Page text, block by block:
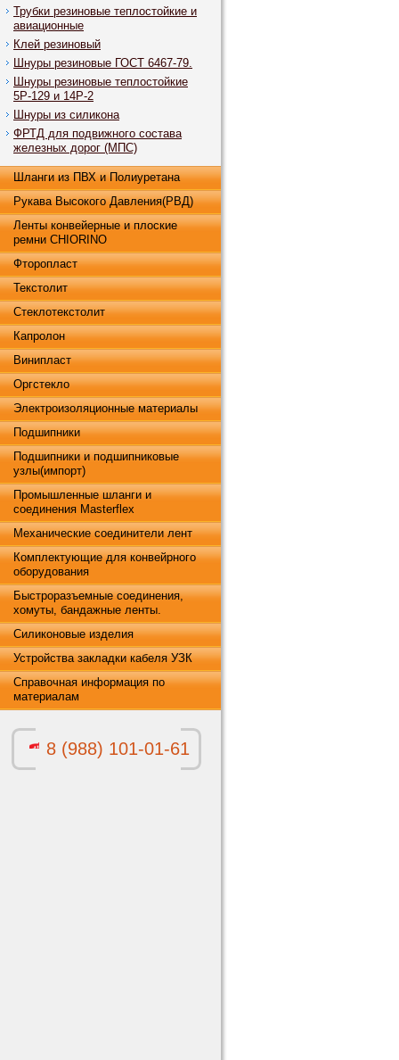
Трубки резиновые теплостойкие и
авиационные
Клей резиновый
Шнуры резиновые ГОСТ 6467-79.
Шнуры резиновые теплостойкие
5Р-129 и 14Р-2
Шнуры из силикона
ФРТД для подвижного состава
железных дорог (МПС)
Шланги из ПВХ и Полиуретана
Рукава Высокого Давления(РВД)
Ленты конвейерные и плоские
ремни CHIORINO
Фторопласт
Текстолит
Стеклотекстолит
Капролон
Винипласт
Оргстекло
Электроизоляционные материалы
Подшипники
Подшипники и подшипниковые
узлы(импорт)
Промышленные шланги и
соединения Masterflex
Механические соединители лент
Комплектующие для конвейрного
оборудования
Быстроразъемные соединения,
хомуты, бандажные ленты.
Силиконовые изделия
Устройства закладки кабеля УЗК
Справочная информация по
материалам
8 (988) 101-01-61